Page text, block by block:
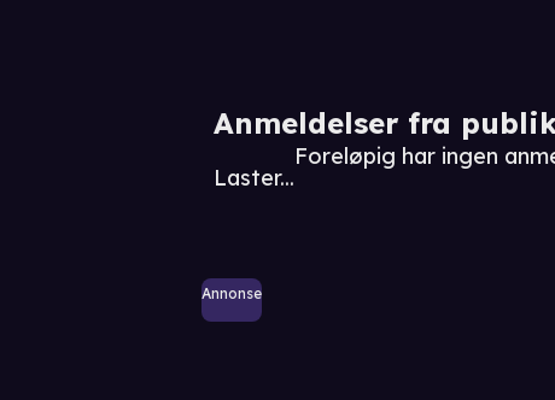
Anmeldelser fra
Laster...
Foreløpig har ingen
Annonse